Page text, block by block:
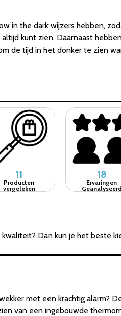
in the dark wijzers hebben,
kunt zien. Daarnaast
de tijd in het donker te zien
11
Producten
vergeleken
18
Ervaringen
Geanalyseerd
Dan kun je het beste
met een krachtig alarm?
van een ingebouwde